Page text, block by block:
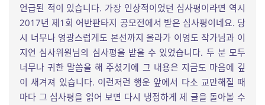
언급된 적이 있습니다. 가장 인상적이었던 심사평이라면 역시
2017년 제1회 어반판타지 공모전에서 받은 심사평이네요. 당
시 너무나 영광스럽게도 본선까지 올라가 이영도 작가님과 이
지연 심사위원님의 심사평을 받을 수 있었습니다. 두 분 모두
너무나 귀한 말씀을 해 주셨기에 그 내용은 지금도 마음에 깊
이 새겨져 있습니다. 이런저런 행운 앞에서 다소 교만해질 때
마다 그 심사평을 읽어 보면 다시 냉정하게 제 글을 돌아볼 수